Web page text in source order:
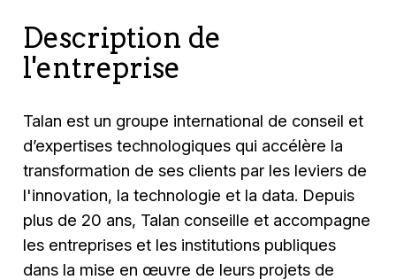
Description de
l'entreprise
Talan est un groupe international de conseil et
d’expertises technologiques qui accélère la
transformation de ses clients par les leviers de
l'innovation, la technologie et la data. Depuis
plus de 20 ans, Talan conseille et accompagne
les entreprises et les institutions publiques
dans la mise en œuvre de leurs projets de